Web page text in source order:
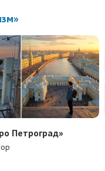
Петроград»